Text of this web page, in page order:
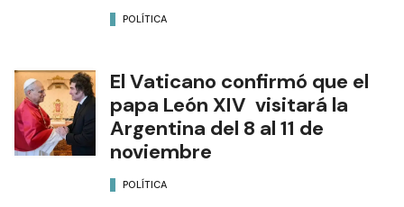
POLÍTICA
El Vaticano confirmó que el
papa León XIV visitará la
Argentina del 8 al 11 de
noviembre
POLÍTICA